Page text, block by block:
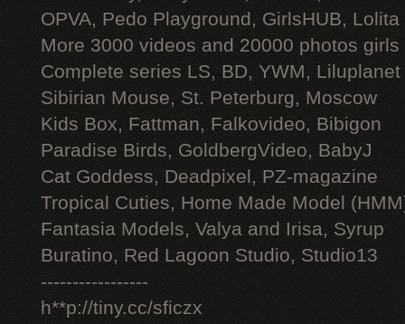
OPVA, Pedo Playground, GirlsHUB, Lolita
More 3000 videos and 20000 photos
Complete series LS, BD, YWM, Liluplanet
Sibirian Mouse, St. Peterburg, Moscow
Kids Box, Fattman, Falkovideo, Bibigon
Paradise Birds, GoldbergVideo, BabyJ
Cat Goddess, Deadpixel, PZ-magazine
Tropical Cuties, Home Made Model
Fantasia Models, Valya and Irisa, Syrup
Buratino, Red Lagoon Studio, Studio13
-----------------
h**p://tiny.cc/sficzx